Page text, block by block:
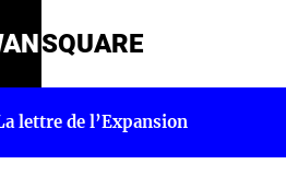
SQUARE
lettre de l’Expansion